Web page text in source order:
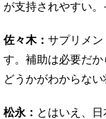
が支持されやすい
佐々木： サプリメン
す。補助は必要だ
どうかがわからな
松永： とはいえ、